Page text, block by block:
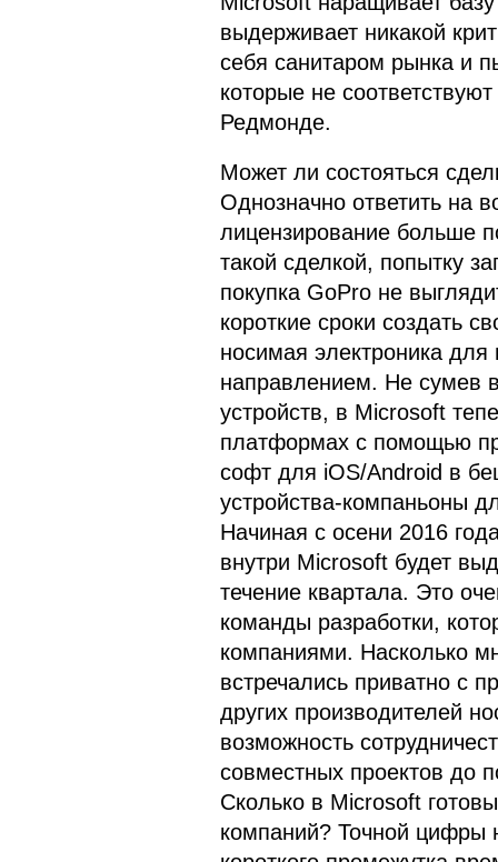
выдерживает никакой
себя санитаром рынка и
которые не
Редмонде.
Может ли состояться
Однозначно ответить на
лицензирование больше
такой сделкой, попытку
покупка GoPro не
короткие сроки создать
носимая электроника для
направлением. Не сумев
устройств, в Microsoft
платформах с помощью
софт для iOS/Android в
устройства-компаньоны
Начиная с осени 2016
внутри Microsoft будет
течение квартала. Это
команды разработки,
компаниями. Насколько
встречались приватно с
других производителей
возможность
совместных проектов до
Сколько в Microsoft
компаний? Точной цифры